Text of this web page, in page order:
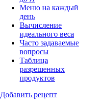
Меню на каждый
день
Вычисление
идеального веса
Часто задаваемые
вопросы
Таблица
разрешенных
продуктов
Добавить рецепт